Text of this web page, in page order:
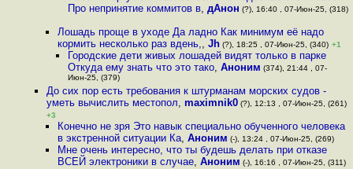
Про непринятие коммитов в, дАнон (?), 16:40 , 07-Июн-25, (318)
Лошадь проще в уходе Да ладно Как минимум её надо
кормить несколько раз вдень,, Jh(?), 18:25 , 07-Июн-25, (340) +1
Городские дети живых лошадей видят только в парке
Откуда ему знать что это тако, Аноним (374), 21:44 , 07-
Июн-25, (379)
До сих пор есть требования к штурманам морских судов -
уметь вычислить местопол,maximnik0 (?), 12:13 , 07-Июн-25, (261)
+3
Конечно не зря Это навык специально обученного человека
в экстренной ситуации Ка, Аноним (-), 13:24 , 07-Июн-25, (269)
Мне очень интересно, что ты будешь делать при отказе
ВСЕЙ электроники в случае, Аноним (-), 16:16 , 07-Июн-25, (311)